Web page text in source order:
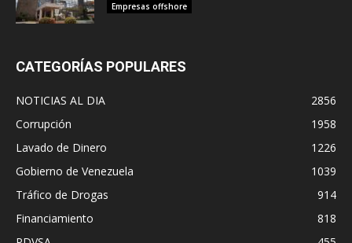
Empresas offshore
CATEGORÍAS POPULARES
NOTICIAS AL DIA
2856
Corrupción
1958
Lavado de Dinero
1226
Gobierno de Venezuela
1039
Tráfico de Drogas
914
Financiamiento
818